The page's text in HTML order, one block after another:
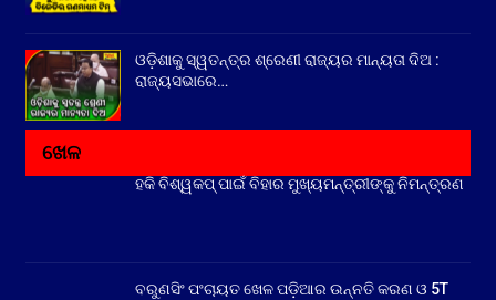
ଓଡ଼ିଶାକୁ ସ୍ୱତନ୍ତ୍ର ଶ୍ରେଣୀ ରାଜ୍ୟର ମାନ୍ୟତା ଦିଅ :
ରାଜ୍ୟସଭାରେ…
ଖେଳ
ହକି ବିଶ୍ୱକପ୍ ପାଇଁ ବିହାର ମୁଖ୍ୟମନ୍ତ୍ରୀଙ୍କୁ ନିମନ୍ତ୍ରଣ
ବରୁଣସିଂ ପଂଚାୟତ ଖେଳ ପଡ଼ିଆର ଉନ୍ନତି କରଣ ଓ 5T